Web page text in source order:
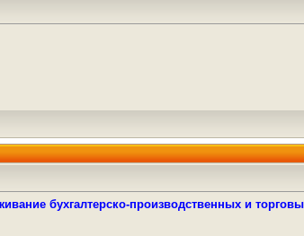
бухгалтерско-производственных и